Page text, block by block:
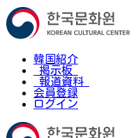
韓国紹介
掲示板
報道資料
会員登録
ログイン